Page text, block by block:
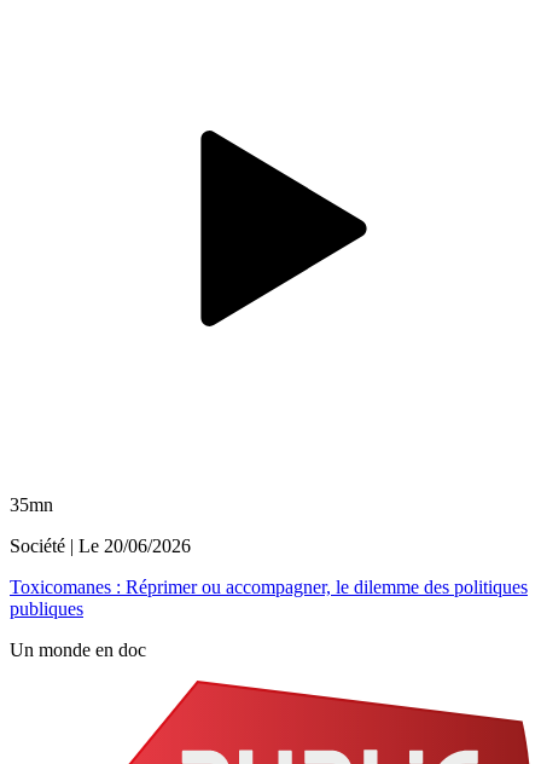
35mn
Société | Le 20/06/2026
Toxicomanes : Réprimer ou accompagner, le dilemme des politiques
publiques
Un monde en doc